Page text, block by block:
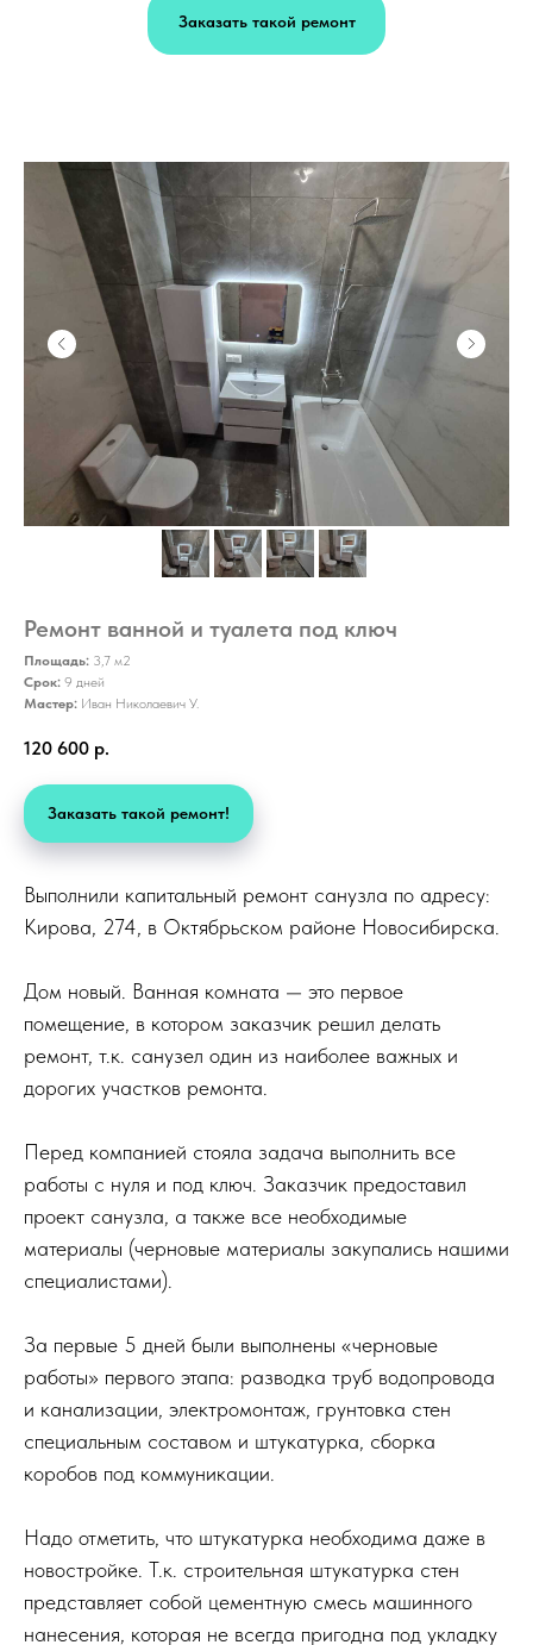
Заказать такой ремонт
Ремонт ванной и туалета под ключ
Площадь: 3,7 м2
Срок: 9 дней
Мастер: Иван Николаевич У.
120 600 р.
Заказать такой ремонт!
Выполнили капитальный ремонт санузла по адресу:
Кирова, 274, в Октябрьском районе Новосибирска.
Дом новый. Ванная комната — это первое
помещение, в котором заказчик решил делать
ремонт, т.к. санузел один из наиболее важных и
дорогих участков ремонта.
Перед компанией стояла задача выполнить все
работы с нуля и под ключ. Заказчик предоставил
проект санузла, а также все необходимые
материалы (черновые материалы закупались нашими
специалистами).
За первые 5 дней были выполнены «черновые
работы» первого этапа: разводка труб водопровода
и канализации, электромонтаж, грунтовка стен
специальным составом и штукатурка, сборка
коробов под коммуникации.
Надо отметить, что штукатурка необходима даже в
новостройке. Т.к. строительная штукатурка стен
представляет собой цементную смесь машинного
нанесения, которая не всегда пригодна под укладку